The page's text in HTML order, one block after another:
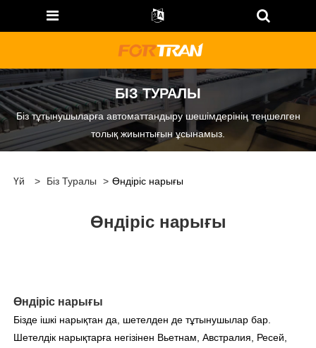
БІЗ ТУРАЛЫ
Біз тұтынушыларға автоматтандыру шешімдерінің теңшелген
толық жиынтығын ұсынамыз.
Үй > Біз Туралы > Өндіріс нарығы
Өндіріс нарығы
Өндіріс нарығы
Бізде ішкі нарықтан да, шетелден де тұтынушылар бар.
Шетелдік нарықтарға негізінен Вьетнам, Австралия, Ресей,